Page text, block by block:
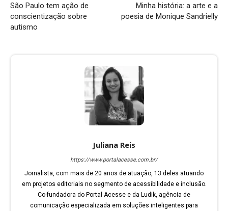
São Paulo tem ação de
conscientização sobre
autismo
Minha história: a arte e a
poesia de Monique Sandrielly
Juliana Reis
https://www.portalacesse.com.br/
Jornalista, com mais de 20 anos de atuação, 13 deles atuando
em projetos editoriais no segmento de acessibilidade e inclusão.
Co-fundadora do Portal Acesse e da Ludik, agência de
comunicação especializada em soluções inteligentes para